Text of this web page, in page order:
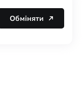
Обміняти